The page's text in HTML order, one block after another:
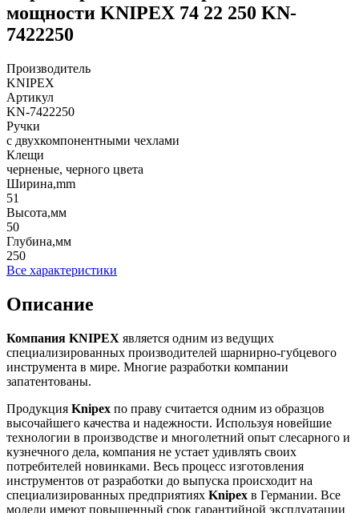
мощности KNIPEX 74 22 250 KN-
7422250
Производитель
KNIPEX
Артикул
KN-7422250
Ручки
с двухкомпонентными чехлами
Клещи
черненые, черного цвета
Ширина,mm
51
Высота,мм
50
Глубина,мм
250
Все характеристики
Описание
Компания KNIPEX является одним из ведущих
специализированных производителей шарнирно-губцевого
инструмента в мире. Многие разработки компании
запатентованы.
Продукция Knipex по праву считается одним из образцов
высочайшего качества и надежности. Используя новейшие
технологии в производстве и многолетний опыт слесарного и
кузнечного дела, компания не устает удивлять своих
потребителей новинками. Весь процесс изготовления
инструментов от разработки до выпуска происходит на
специализированных предприятиях Knipex в Германии. Все
модели имеют повышенный срок гарантийной эксплуатации